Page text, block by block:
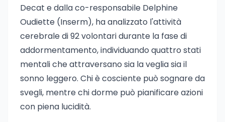
Decat e dalla co-responsabile Delphine
Oudiette (Inserm), ha analizzato l'attività
cerebrale di 92 volontari durante la fase di
addormentamento, individuando quattro stati
mentali che attraversano sia la veglia sia il
sonno leggero. Chi è cosciente può sognare da
svegli, mentre chi dorme può pianificare azioni
con piena lucidità.